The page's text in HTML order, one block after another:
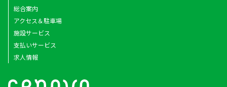
総合案内
アクセス＆駐車場
施設サービス
支払いサービス
求人情報